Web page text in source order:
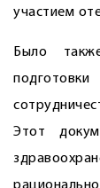
участием
Было
Этот